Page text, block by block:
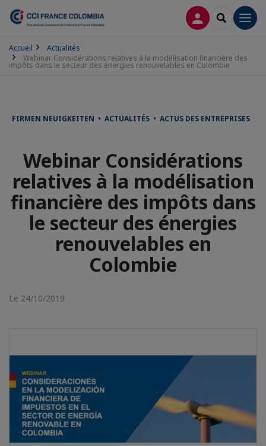
CONNEXION
Accueil
Actualités
Webinar Considérations relatives à la modélisation financière des
impôts dans le secteur des énergies renouvelables en Colombie
FIRMEN NEUIGKEITEN • ACTUALITÉS • ACTUS DES ENTREPRISES
Webinar Considérations
relatives à la modélisation
financière des impôts dans
le secteur des énergies
renouvelables en
Colombie
Le 24/10/2019